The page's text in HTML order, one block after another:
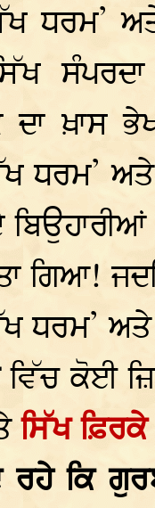
ਧਰਮ’
ਸੰਪਰਦਾ
ਦਾ ਖ਼ਾਸ
ਧਰਮ’
ਗਿਆ!
ਧਰਮ’
ਵਿੱਚ ਕੋਈ
ਸਿੱਖ
ਰਹੇ ਕਿ